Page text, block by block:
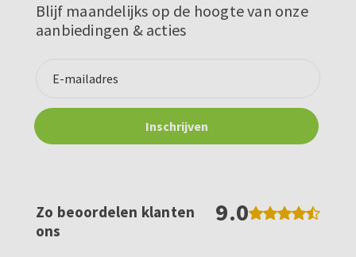
Blijf maandelijks op de hoogte van onze
aanbiedingen & acties
Zo beoordelen klanten
ons
9.0